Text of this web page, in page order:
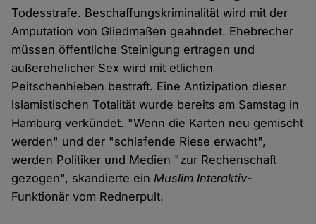
Todesstrafe. Beschaffungskriminalität wird mit der
Amputation von Gliedmaßen geahndet. Ehebrecher
müssen öffentliche Steinigung ertragen und
außerehelicher Sex wird mit etlichen
Peitschenhieben bestraft. Eine Antizipation dieser
islamistischen Totalität wurde bereits am Samstag in
Hamburg verkündet. "Wenn die Karten neu gemischt
werden" und der "schlafende Riese erwacht",
werden Politiker und Medien "zur Rechenschaft
gezogen", skandierte einMuslim Interaktiv-
Funktionär vom Rednerpult.